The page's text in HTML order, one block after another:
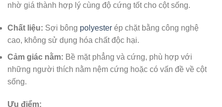
nhờ giá thành hợp lý cùng độ cứng tốt cho cột sống.
Chất liệu: Sợi bông polyester ép chặt bằng công nghệ
cao, không sử dụng hóa chất độc hại.
Cảm giác nằm: Bề mặt phẳng và cứng, phù hợp với
những người thích nằm nệm cứng hoặc có vấn đề về cột
sống.
Ưu điểm: